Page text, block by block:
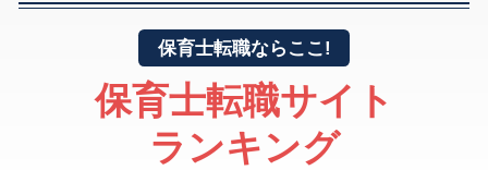
保育士転職ならここ!
保育士転職サイト
ランキング